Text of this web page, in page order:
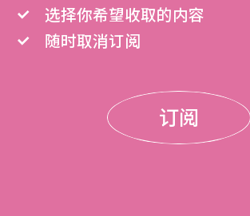
选择你希望收取的内容
随时取消订阅
订阅